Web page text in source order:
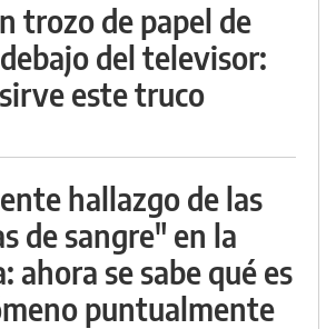
trozo de papel de
del televisor:
este truco
hallazgo de las
de sangre" en la
ahora se sabe qué es
puntualmente